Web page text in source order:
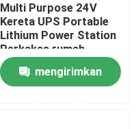
Multi Purpose 24V
Kereta UPS Portable
Lithium Power Station
Perkakas rumah
tangga Mainan
mengirimkan